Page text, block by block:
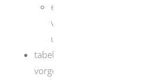
einer verantwortlichen
von Arzneimitteln
unmittelbaren Anwendung
tabellarische Angaben zu den
vorgesehenen Arzneimitteln